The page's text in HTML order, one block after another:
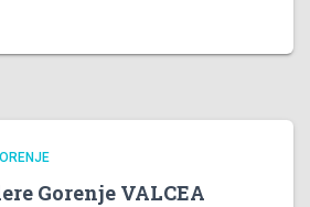
Gorenje VALCEA